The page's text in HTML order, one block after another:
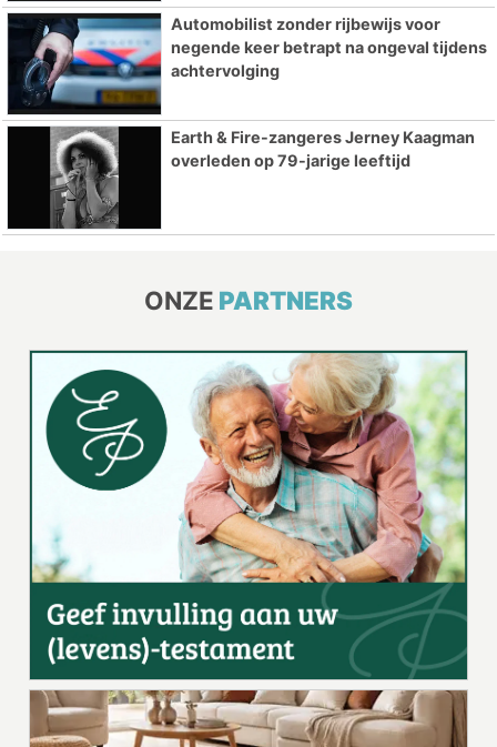
Automobilist zonder rijbewijs voor
negende keer betrapt na ongeval tijdens
achtervolging
Earth & Fire-zangeres Jerney Kaagman
overleden op 79-jarige leeftijd
ONZE PARTNERS